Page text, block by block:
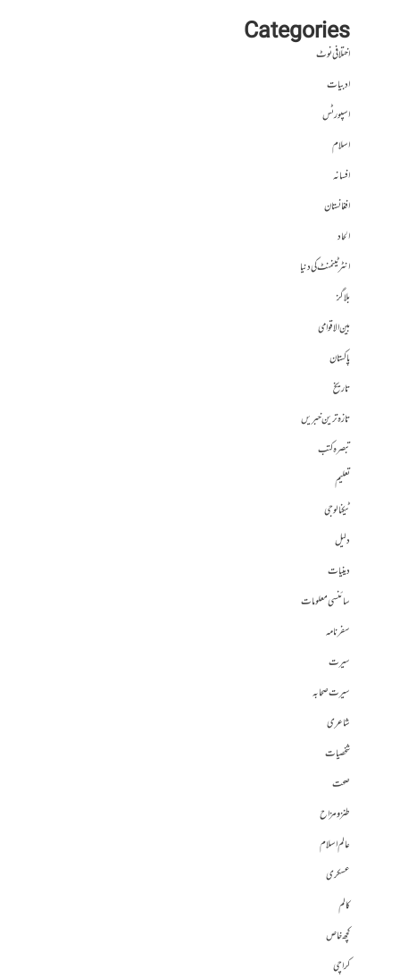
Categories
اختلافی نوٹ
ادبیات
اسپورٹس
اسلام
افسانہ
افغانستان
الحاد
انٹرٹینمنٹ کی دنیا
بلاگز
بین الاقوامی
پاکستان
تاریخ
تازہ ترین خبریں
تبصرہ کتب
تعلیم
ٹیکنالوجی
دلیل
دینیات
سائنسی معلومات
سفرنامہ
سیرت
سیرت صحابہ
شاعری
شخصیات
صحت
طنز و مزاح
عالم اسلام
عسکری
کالم
کچھ خاص
کراچی